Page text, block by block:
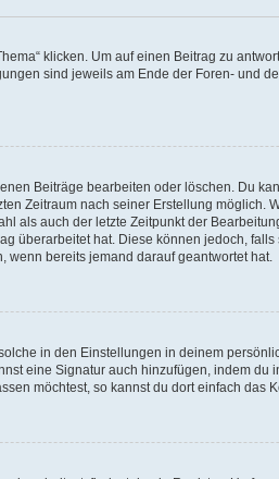
klicken. Um auf einen Beitrag zu
sind jeweils am Ende der Foren- und
Beiträge bearbeiten oder löschen. Du
Zeitraum nach seiner Erstellung
als auch der letzte Zeitpunkt der
überarbeitet hat. Diese können jedoch,
bereits jemand darauf geantwortet hat.
in den Einstellungen in deinem
eine Signatur auch hinzufügen, indem
möchtest, so kannst du dort einfach das